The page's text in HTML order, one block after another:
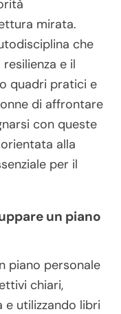
mirata.
che
e il
quadri pratici e
di affrontare
con queste
alla
per il
un piano
piano personale
chiari,
utilizzando libri